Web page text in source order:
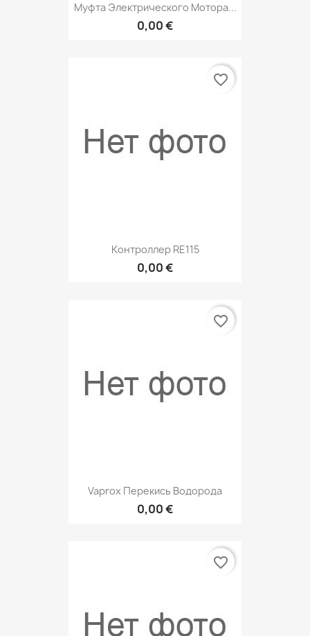
Муфта Электрического Мотора...
0,00 €
Контроллер RE115
0,00 €
favorite_border
Vaprox Перекись Водорода
0,00 €
favorite_border
favorite_border